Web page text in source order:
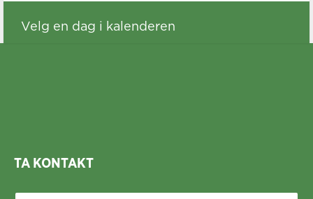
Velg en dag i kalenderen
TA KONTAKT